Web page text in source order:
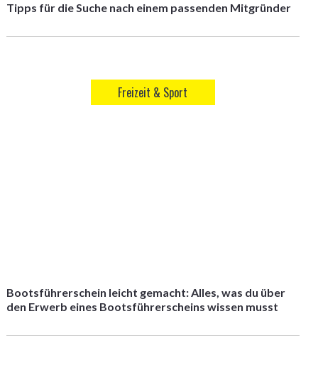
Tipps für die Suche nach einem passenden Mitgründer
Freizeit & Sport
Bootsführerschein leicht gemacht: Alles, was du über
den Erwerb eines Bootsführerscheins wissen musst